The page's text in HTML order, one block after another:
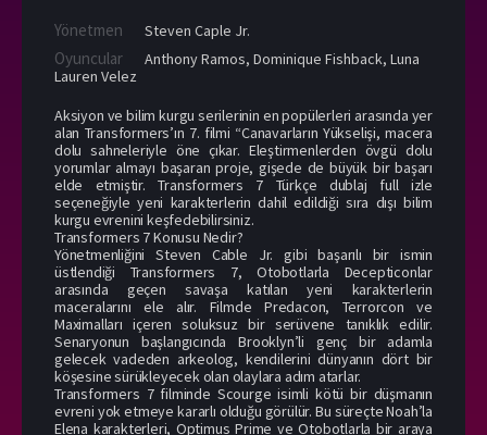
Yönetmen Steven Caple Jr.
Oyuncular Anthony Ramos, Dominique Fishback, Luna
Lauren Velez
Aksiyon ve bilim kurgu serilerinin en popülerleri arasında yer
alan Transformers’ın 7. filmi “Canavarların Yükselişi, macera
dolu sahneleriyle öne çıkar. Eleştirmenlerden övgü dolu
yorumlar almayı başaran proje, gişede de büyük bir başarı
elde etmiştir. Transformers 7 Türkçe dublaj full izle
seçeneğiyle yeni karakterlerin dahil edildiği sıra dışı bilim
kurgu evrenini keşfedebilirsiniz.
Transformers 7 Konusu Nedir?
Yönetmenliğini Steven Cable Jr. gibi başarılı bir ismin
üstlendiği Transformers 7, Otobotlarla Decepticonlar
arasında geçen savaşa katılan yeni karakterlerin
maceralarını ele alır. Filmde Predacon, Terrorcon ve
Maximalları içeren soluksuz bir serüvene tanıklık edilir.
Senaryonun başlangıcında Brooklyn’li genç bir adamla
gelecek vadeden arkeolog, kendilerini dünyanın dört bir
köşesine sürükleyecek olan olaylara adım atarlar.
Transformers 7 filminde Scourge isimli kötü bir düşmanın
evreni yok etmeye kararlı olduğu görülür. Bu süreçte Noah’la
Elena karakterleri, Optimus Prime ve Otobotlarla bir araya